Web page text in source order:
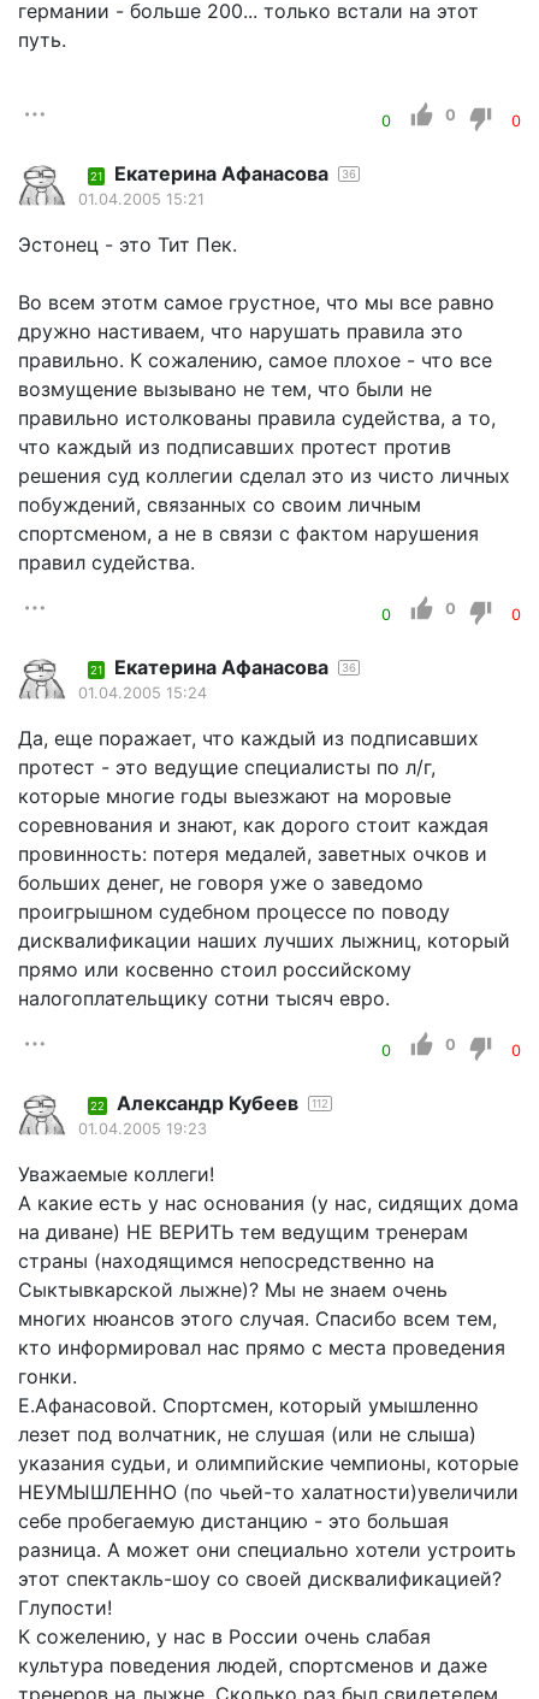
германии - больше 200... только встали на этот
путь.
0 0 0
21 Екатерина Афанасова 36
01.04.2005 15:21
Эстонец - это Тит Пек.
Во всем этотм самое грустное, что мы все равно
дружно настиваем, что нарушать правила это
правильно. К сожалению, самое плохое - что все
возмущение вызывано не тем, что были не
правильно истолкованы правила судейства, а то,
что каждый из подписавших протест против
решения суд коллегии сделал это из чисто личных
побуждений, связанных со своим личным
спортсменом, а не в связи с фактом нарушения
правил судейства.
0 0 0
21 Екатерина Афанасова 36
01.04.2005 15:24
Да, еще поражает, что каждый из подписавших
протест - это ведущие специалисты по л/г,
которые многие годы выезжают на моровые
соревнования и знают, как дорого стоит каждая
провинность: потеря медалей, заветных очков и
больших денег, не говоря уже о заведомо
проигрышном судебном процессе по поводу
дисквалификации наших лучших лыжниц, который
прямо или косвенно стоил российскому
налогоплательщику сотни тысяч евро.
0 0 0
22 Александр Кубеев 112
01.04.2005 19:23
Уважаемые коллеги!
А какие есть у нас основания (у нас, сидящих дома
на диване) НЕ ВЕРИТЬ тем ведущим тренерам
страны (находящимся непосредственно на
Сыктывкарской лыжне)? Мы не знаем очень
многих нюансов этого случая. Спасибо всем тем,
кто информировал нас прямо с места проведения
гонки.
Е.Афанасовой. Спортсмен, который умышленно
лезет под волчатник, не слушая (или не слыша)
указания судьи, и олимпийские чемпионы, которые
НЕУМЫШЛЕННО (по чьей-то халатности)увеличили
себе пробегаемую дистанцию - это большая
разница. А может они специально хотели устроить
этот спектакль-шоу со своей дисквалификацией?
Глупости!
К сожелению, у нас в России очень слабая
культура поведения людей, спортсменов и даже
тренеров на лыжне. Сколько раз был свидетелем